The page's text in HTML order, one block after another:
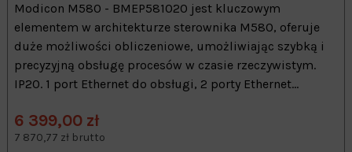
Modicon M580 - BMEP581020 jest kluczowym
elementem w architekturze sterownika M580, oferuje
duże możliwości obliczeniowe, umożliwiając szybką i
precyzyjną obsługę procesów w czasie rzeczywistym.
IP20. 1 port Ethernet do obsługi, 2 porty Ethernet...
6 399,00 zł
7 870,77 zł brutto